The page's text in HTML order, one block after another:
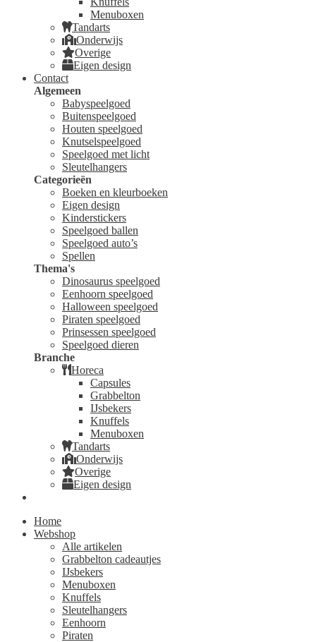
Menuboxen
Tandarts
Onderwijs
Overige
Eigen design
Contact
Algemeen
Babyspeelgoed
Buitenspeelgoed
Houten speelgoed
Knutselspeelgoed
Speelgoed met licht
Sleutelhangers
Categorieën
Boeken en kleurboeken
Eigen design
Kinderstickers
Speelgoed ballen
Speelgoed auto’s
Spellen
Thema's
Dinosaurus speelgoed
Eenhoorn speelgoed
Halloween speelgoed
Piraten speelgoed
Prinsessen speelgoed
Speelgoed dieren
Branche
Horeca
Capsules
Grabbelton
IJsbekers
Knuffels
Menuboxen
Tandarts
Onderwijs
Overige
Eigen design
Home
Webshop
Alle artikelen
Grabbelton cadeautjes
IJsbekers
Menuboxen
Knuffels
Sleutelhangers
Eenhoorn
Piraten